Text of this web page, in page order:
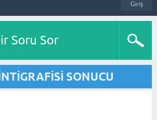
Giriş
Soru Sor
SONUCU